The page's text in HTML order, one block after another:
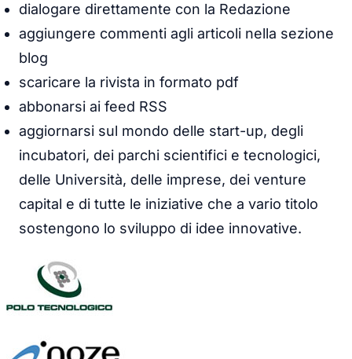
dialogare direttamente con la Redazione
aggiungere commenti agli articoli nella sezione
blog
scaricare la rivista in formato pdf
abbonarsi ai feed RSS
aggiornarsi sul mondo delle start-up, degli
incubatori, dei parchi scientifici e tecnologici,
delle Università, delle imprese, dei venture
capital e di tutte le iniziative che a vario titolo
sostengono lo sviluppo di idee innovative.